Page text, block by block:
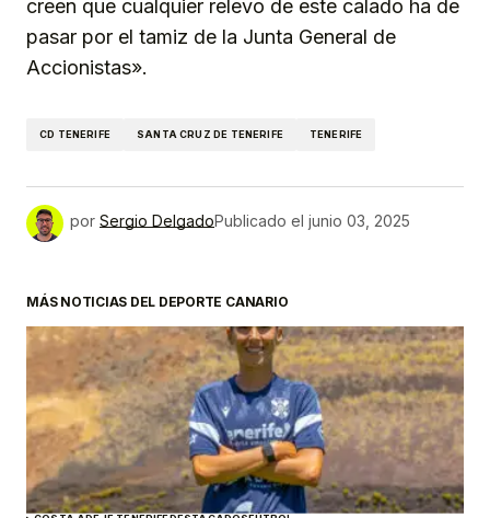
creen que cualquier relevo de este calado ha de
pasar por el tamiz de la Junta General de
Accionistas».
CD TENERIFE SANTA CRUZ DE TENERIFE TENERIFE
por Sergio DelgadoPublicado el junio 03, 2025
MÁS NOTICIAS DEL DEPORTE CANARIO